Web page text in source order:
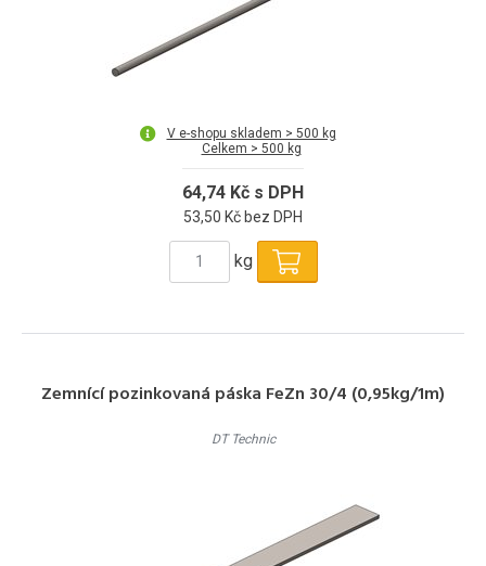
V e-shopu skladem > 500 kg
Celkem > 500 kg
64,74 Kč s DPH
53,50 Kč bez DPH
kg
Zemnící pozinkovaná páska FeZn 30/4 (0,95kg/1m)
DT Technic